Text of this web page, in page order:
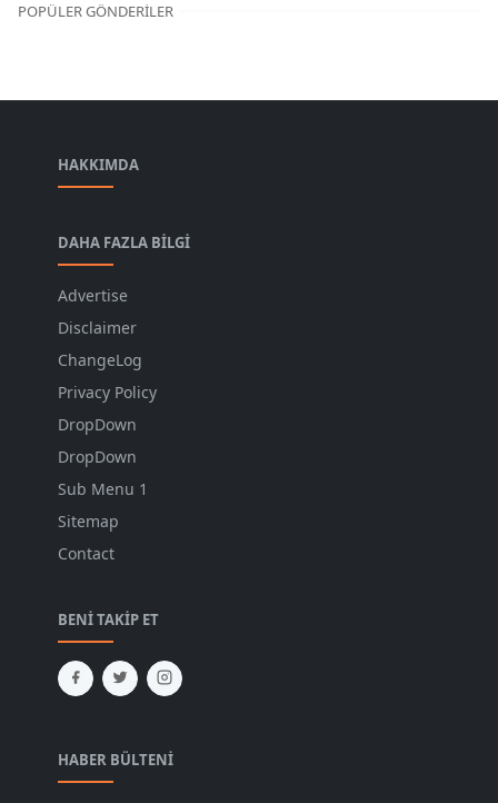
POPÜLER GÖNDERILER
HAKKIMDA
DAHA FAZLA BILGI
Advertise
Disclaimer
ChangeLog
Privacy Policy
DropDown
DropDown
Sub Menu 1
Sitemap
Contact
BENI TAKIP ET
HABER BÜLTENI